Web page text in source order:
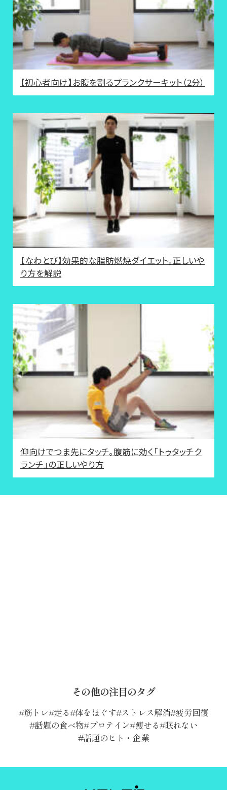
【初心者向け】お腹を割るプランクサーキット（2分）
【なわとび】効果的な脂肪燃焼ダイエット。正しいや
り方を解説
仰向けでつま先にタッチ。腹筋に効く「トゥタッチク
ランチ」の正しいやり方
その他の注目のタグ
筋トレ 走る 体をほぐす ストレス解消 疲労回復
話題の食べ物 プロテイン 痩せる 眠れない
話題のヒト・企業